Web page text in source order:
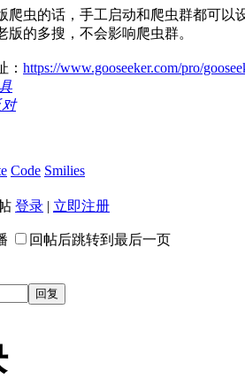
爬虫的话，手工启动和爬虫群都可
版的多搜，不会影响爬虫群。
： https://www.gooseeker.com/pro/
对
Code Smilies
登录 | 立即注册
回帖后跳转到最后一页
回复